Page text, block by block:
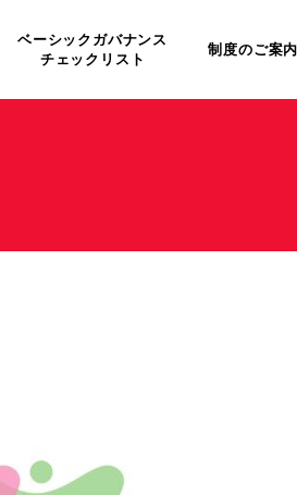
ベーシックガバナンス
チェックリスト
制度のご案内